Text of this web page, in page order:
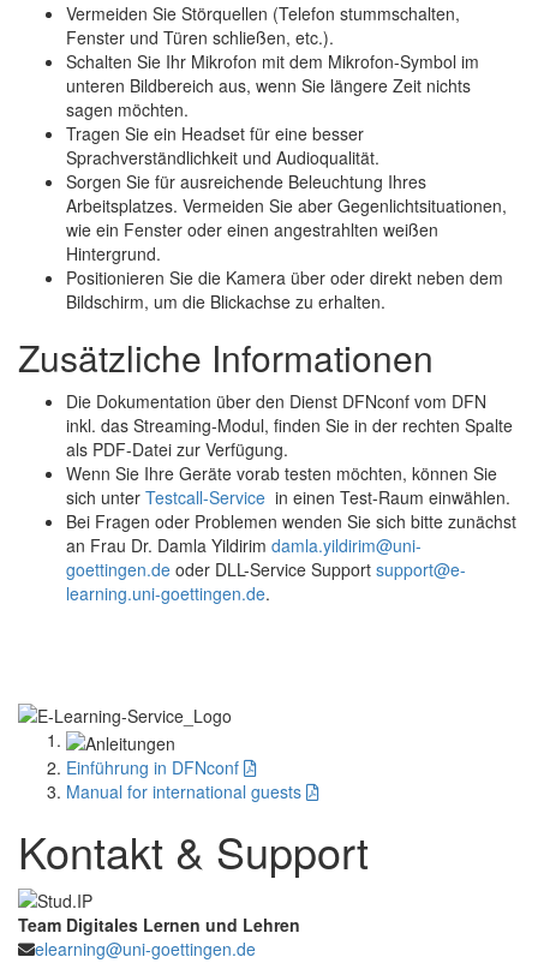
Vermeiden Sie Störquellen (Telefon stummschalten,
Fenster und Türen schließen, etc.).
Schalten Sie Ihr Mikrofon mit dem Mikrofon-Symbol im
unteren Bildbereich aus, wenn Sie längere Zeit nichts
sagen möchten.
Tragen Sie ein Headset für eine besser
Sprachverständlichkeit und Audioqualität.
Sorgen Sie für ausreichende Beleuchtung Ihres
Arbeitsplatzes. Vermeiden Sie aber Gegenlichtsituationen,
wie ein Fenster oder einen angestrahlten weißen
Hintergrund.
Positionieren Sie die Kamera über oder direkt neben dem
Bildschirm, um die Blickachse zu erhalten.
Zusätzliche Informationen
Die Dokumentation über den Dienst DFNconf vom DFN
inkl. das Streaming-Modul, finden Sie in der rechten Spalte
als PDF-Datei zur Verfügung.
Wenn Sie Ihre Geräte vorab testen möchten, können Sie
sich unter Testcall-Service in einen Test-Raum einwählen.
Bei Fragen oder Problemen wenden Sie sich bitte zunächst
an Frau Dr. Damla Yildirim damla.yildirim@uni-
goettingen.de oder DLL-Service Support support@e-
learning.uni-goettingen.de.
Einführung in DFNconf
Manual for international guests
Kontakt & Support
Team Digitales Lernen und Lehren
elearning@uni-goettingen.de